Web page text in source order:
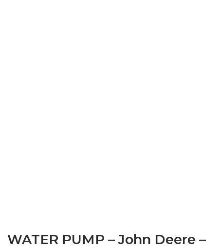
WATER PUMP – John Deere –